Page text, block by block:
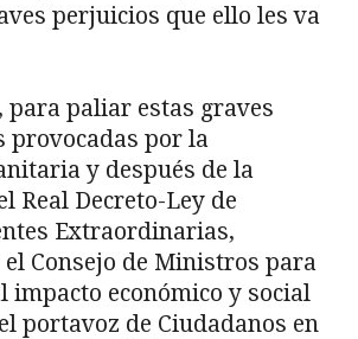
perjuicios que ello les va
para paliar estas graves
provocadas por la
y después de la
Real Decreto-Ley de
Extraordinarias,
Consejo de Ministros para
impacto económico y social
portavoz de Ciudadanos en